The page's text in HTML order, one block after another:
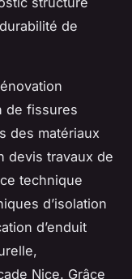
de
de fissures
des matériaux
devis travaux de
technique
d’isolation
d’enduit
Nice. Grâce